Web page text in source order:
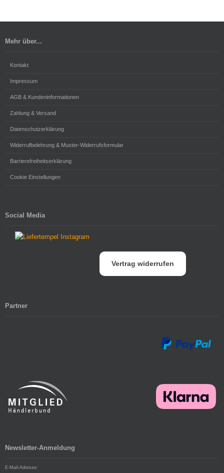
Mehr über...
Kontakt
Impressum
AGB & Kundeninformationen
Zahlung & Versand
Datenschutzerklärung
Widerrufbelehrung & Muster-Widerrufsformular
Barrierefreiheitserklärung
Cookie Einstellungen
Social Media
Vertrag widerrufen
Partner
Newsletter-Anmeldung
E-Mail-Adresse: